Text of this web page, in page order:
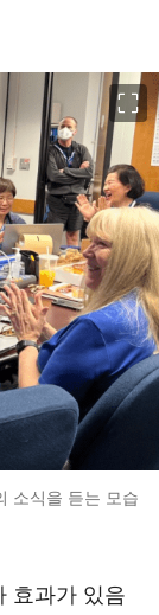
소식을 듣는 모습
효과가 있음